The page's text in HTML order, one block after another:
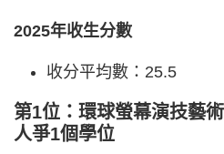
2025年收生分數
收分平均數：25.5
第1位：環球螢幕演技藝
人爭1個學位